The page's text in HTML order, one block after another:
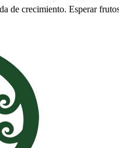
de crecimiento. Esperar